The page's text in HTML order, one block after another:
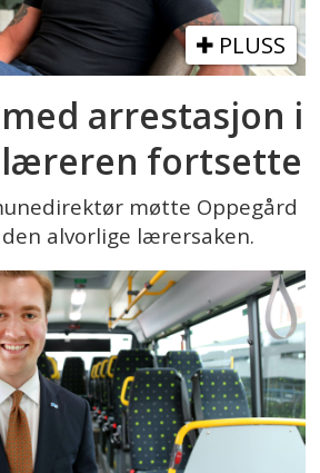
PLUSS
arrestasjon i
læreren fortsette
møtte Oppegård
alvorlige lærersaken.